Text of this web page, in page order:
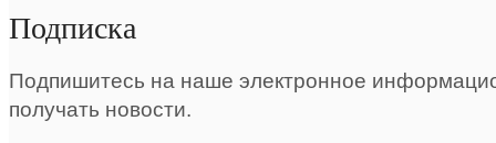
Подписка
Подпишитесь на наше электронное
получать новости.